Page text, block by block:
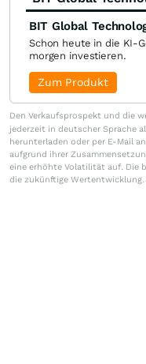
BIT Global
Schon heute in die KI-
morgen investieren.
Zum Produkt
Den Verkaufsprospekt und die
jederzeit in deutscher Sprache
herunterladen oder per E-Mail
aufgrund ihrer
eine erhöhte Volatilität auf. Die
die zukünftige